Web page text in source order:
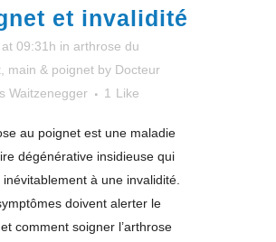
et invalidité
09:31h in arthrose du
main & poignet by Docteur
Waitzenegger
1 Like
au poignet est une maladie
dégénérative insidieuse qui
à une invalidité.
doivent alerter le
comment soigner l’arthrose